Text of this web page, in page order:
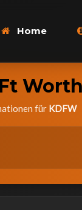
Home
für KDFW